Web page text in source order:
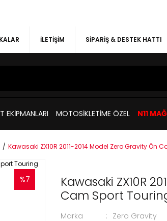
İLETİŞİM SİPARİŞ & DESTEK HATTI
EKİPMANLARI MOTOSİKLETİME ÖZEL N11
Kawasaki ZX10R 2011-2014 Model Zero Gravity Ön
%7
Kawasaki ZX10R
Cam Sport
Marka
Zero Gravity